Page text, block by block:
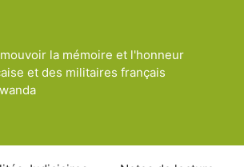
la mémoire et l'honneur
et des militaires français